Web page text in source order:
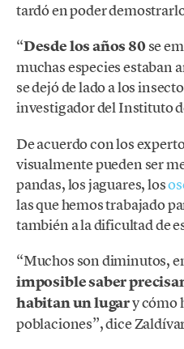
tardó en poder
“Desde los años 80se
muchas especies estaban
se dejó de lado a los
investigador del Instituto
De acuerdo con los
visualmente pueden ser
pandas, los jaguares, los
las que hemos trabajado
también a la dificultad de
“Muchos son diminutos,
imposible saber
habitan un lugary cómo
poblaciones”, dice